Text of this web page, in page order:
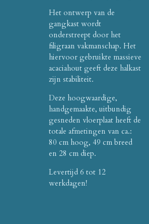
Het ontwerp van de
gangkast wordt
onderstreept door het
filigraan vakmanschap. Het
hiervoor gebruikte massieve
acaciahout geeft deze halkast
zijn stabiliteit.
Deze hoogwaardige,
handgemaakte, uitbundig
gesneden vloerplaat heeft de
totale afmetingen van ca.:
80 cm hoog, 49 cm breed
en 28 cm diep.
Levertijd 6 tot 12
werkdagen!